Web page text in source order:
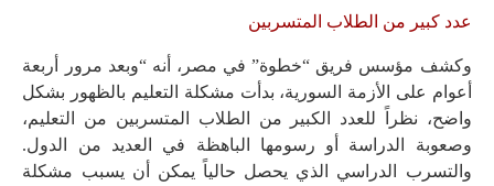
عدد كبير من الطلاب المتسربين
وكشف مؤسس فريق “خطوة” في مصر، أنه “وبعد مرور أربعة
أعوام على الأزمة السورية، بدأت مشكلة التعليم بالظهور بشكل
واضح، نظراً للعدد الكبير من الطلاب المتسربين من التعليم،
وصعوبة الدراسة أو رسومها الباهظة في العديد من الدول.
والتسرب الدراسي الذي يحصل حالياً يمكن أن يسبب مشكلة